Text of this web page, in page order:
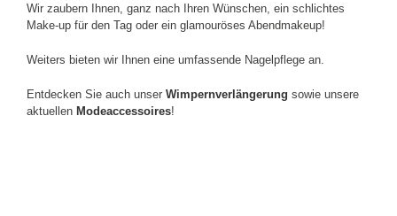
Wir zaubern Ihnen, ganz nach Ihren Wünschen, ein schlichtes
Make-up für den Tag oder ein glamouröses Abendmakeup!
Weiters bieten wir Ihnen eine umfassende Nagelpflege an.
Entdecken Sie auch unser Wimpernverlängerung sowie unsere
aktuellen Modeaccessoires!